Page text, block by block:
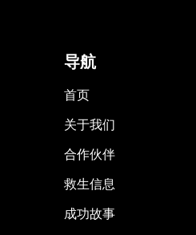
导航
首页
关于我们
合作伙伴
救生信息
成功故事